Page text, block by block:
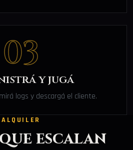
03
y jugá
logs y descargá el cliente.
ALQUILER
escalan